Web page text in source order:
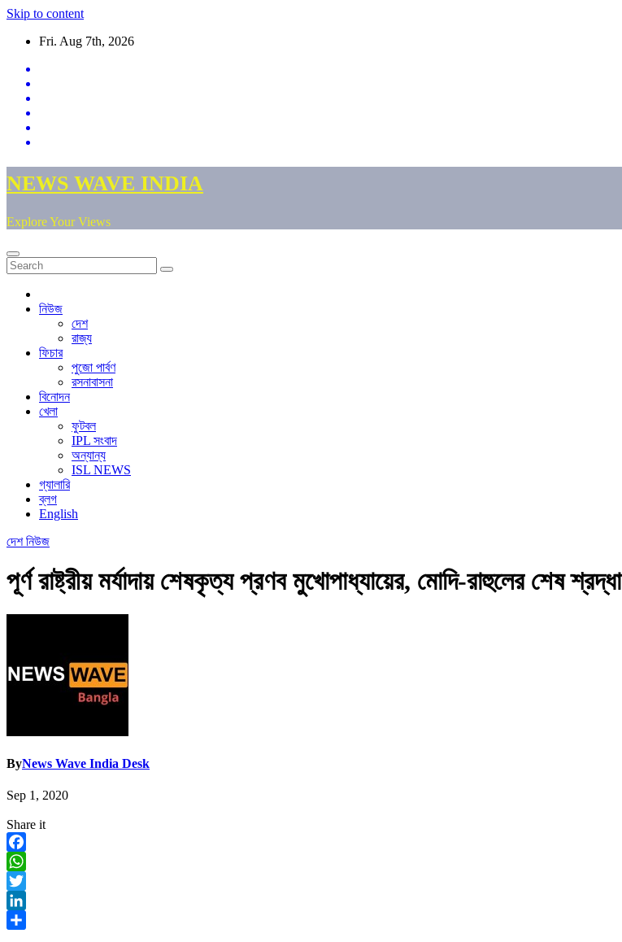
Skip to content
Fri. Aug 7th, 2026
NEWS WAVE INDIA
Explore Your Views
নিউজ
দেশ
রাজ্য
ফিচার
পুজো পার্বণ
রসনাবাসনা
বিনোদন
খেলা
ফুটবল
IPL সংবাদ
অন্যান্য
ISL NEWS
গ্যালারি
ব্লগ
English
দেশনিউজ
পূর্ণ রাষ্ট্রীয় মর্যাদায় শেষকৃত্য প্রণব মুখোপাধ্যায়ের, মোদি-রাহুলের শেষ শ্রদ্ধা
ByNews Wave India Desk
Sep 1, 2020
Share it
Facebook
WhatsApp
Twitter
LinkedIn